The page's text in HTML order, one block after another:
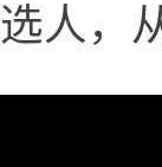
选人，